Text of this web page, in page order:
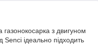
з двигуном
Senci ідеально підходить